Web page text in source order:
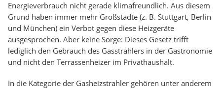
Energieverbrauch nicht gerade klimafreundlich. Aus diesem
Grund haben immer mehr Großstädte (z. B. Stuttgart, Berlin
und München) ein Verbot gegen diese Heizgeräte
ausgesprochen. Aber keine Sorge: Dieses Gesetz trifft
lediglich den Gebrauch des Gasstrahlers in der Gastronomie
und nicht den Terrassenheizer im Privathaushalt.
In die Kategorie der Gasheizstrahler gehören unter anderem